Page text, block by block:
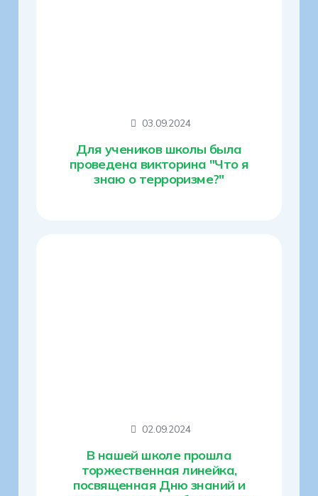
03.09.2024
Для учеников школы была
проведена викторина "Что я
знаю о терроризме?"
02.09.2024
В нашей школе прошла
торжественная линейка,
посвященная Дню знаний и